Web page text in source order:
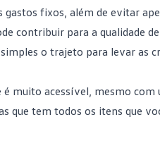
fixos, além de evitar
contribuir para a qualidade
o trajeto para levar as
é muito acessível, mesmo com
tem todos os itens que